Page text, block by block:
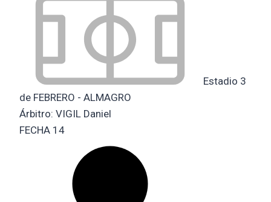
Estadio 3
de FEBRERO - ALMAGRO
Árbitro: VIGIL Daniel
FECHA 14